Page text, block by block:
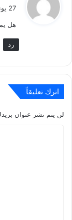
ل
27 يونيو، 2025 الساعة 11:09 م
هل
رد
اترك تعليقاً
لن يتم نشر عنوان